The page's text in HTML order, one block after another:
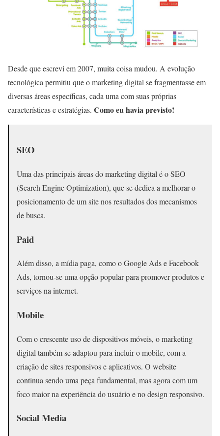
Desde que escrevi em 2007, muita coisa mudou. A evolução
tecnológica permitiu que o marketing digital se fragmentasse em
diversas áreas específicas, cada uma com suas próprias
características e estratégias. Como eu havia previsto!
SEO
Uma das principais áreas do marketing digital é o SEO
(Search Engine Optimization), que se dedica a melhorar o
posicionamento de um site nos resultados dos mecanismos
de busca.
Paid
Além disso, a mídia paga, como o Google Ads e Facebook
Ads, tornou-se uma opção popular para promover produtos e
serviços na internet.
Mobile
Com o crescente uso de dispositivos móveis, o marketing
digital também se adaptou para incluir o mobile, com a
criação de sites responsivos e aplicativos. O website
continua sendo uma peça fundamental, mas agora com um
foco maior na experiência do usuário e no design responsivo.
Social Media